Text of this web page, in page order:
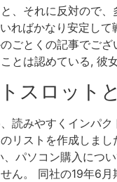
、それに反対ので
ればかなり安定し
のごとくの記事でご
とは認めている, 彼
スロット
読みやすくインパ
リストを作成しま
パソコン購入につ
ん。 同社の19年6